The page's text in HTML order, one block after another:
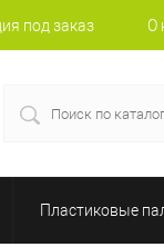
под заказ О
Пластиковые